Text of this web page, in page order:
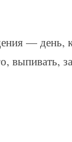
— день,
выпивать,